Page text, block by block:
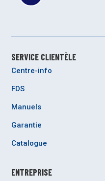
SERVICE CLIENTÈLE
Centre-info
FDS
Manuels
Garantie
Catalogue
ENTREPRISE